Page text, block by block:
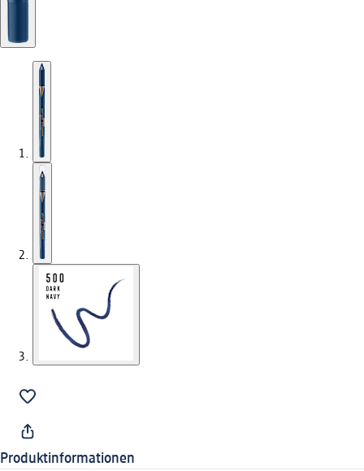
Produktinformationen